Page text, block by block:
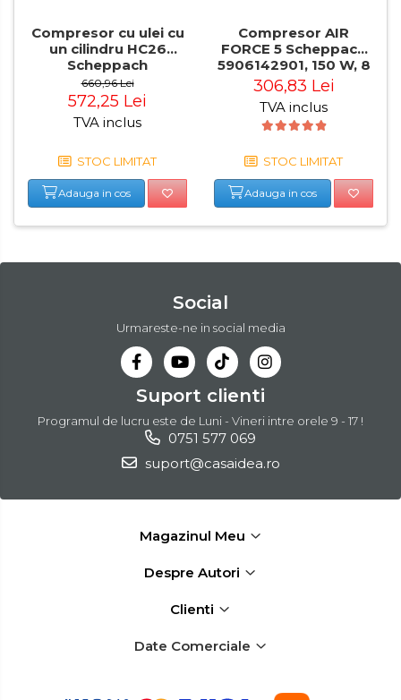
Compresor cu ulei cu
un cilindru HC26
Scheppach
5906135901, 1500 W,
24 L, 8 bari
660,96 Lei
572,25 Lei
TVA inclus
STOC LIMITAT
Adauga in cos
Compresor AIR
FORCE 5 Scheppach
5906142901, 150 W, 8
bari
306,83 Lei
TVA inclus
STOC LIMITAT
Adauga in cos
Social
Urmareste-ne in social media
Suport clienti
Programul de lucru este de Luni - Vineri intre orele 9 - 17 !
0751 577 069
suport@casaidea.ro
Magazinul Meu
Despre Autori
Clienti
Date Comerciale